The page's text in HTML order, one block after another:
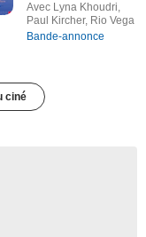
Avec Lyna Khoudri,
Paul Kircher, Rio Vega
Bande-annonce
ciné